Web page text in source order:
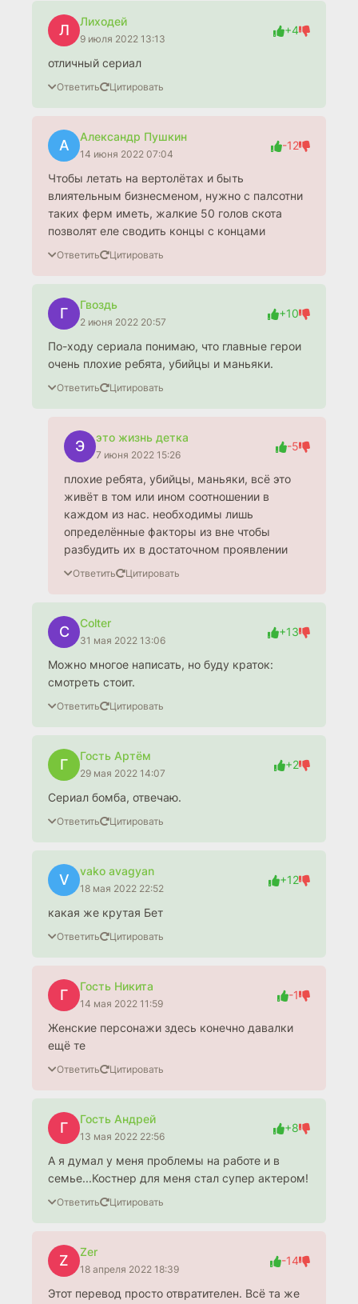
Л
Лиходей
9 июля 2022 13:13
+4
отличный сериал
Ответить Цитировать
А
Александр Пушкин
14 июня 2022 07:04
-12
Чтобы летать на вертолётах и быть
влиятельным бизнесменом, нужно с палсотни
таких ферм иметь, жалкие 50 голов скота
позволят еле сводить концы с концами
Ответить Цитировать
Г
Гвоздь
2 июня 2022 20:57
+10
По-ходу сериала понимаю, что главные герои
очень плохие ребята, убийцы и маньяки.
Ответить Цитировать
Э
это жизнь детка
7 июня 2022 15:26
-5
плохие ребята, убийцы, маньяки, всё это
живёт в том или ином соотношении в
каждом из нас. необходимы лишь
определённые факторы из вне чтобы
разбудить их в достаточном проявлении
Ответить Цитировать
C
Colter
31 мая 2022 13:06
+13
Можно многое написать, но буду краток:
смотреть стоит.
Ответить Цитировать
Г
Гость Артём
29 мая 2022 14:07
+2
Сериал бомба, отвечаю.
Ответить Цитировать
V
vako avagyan
18 мая 2022 22:52
+12
какая же крутая Бет
Ответить Цитировать
Г
Гость Никита
14 мая 2022 11:59
-1
Женские персонажи здесь конечно давалки
ещё те
Ответить Цитировать
Г
Гость Андрей
13 мая 2022 22:56
+8
А я думал у меня проблемы на работе и в
семье...Костнер для меня стал супер актером!
Ответить Цитировать
Z
Zer
18 апреля 2022 18:39
-14
Этот перевод просто отвратителен. Всё та же